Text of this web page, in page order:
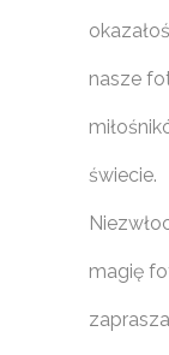
nasze
świecie.
magię